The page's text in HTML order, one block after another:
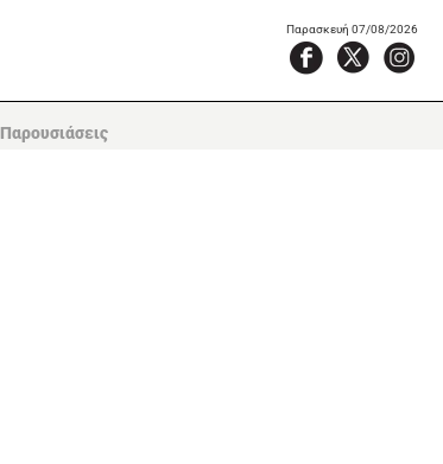
Παρασκευή 07/08/2026
Παρουσιάσεις